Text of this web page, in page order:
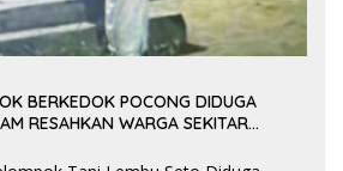
BERKEDOK POCONG DIDUGA
RESAHKAN WARGA SEKITAR